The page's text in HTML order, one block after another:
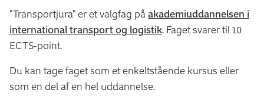
"Transportjura" er et valgfag på akademiuddannelsen i
international transport og logistik. Faget svarer til 10
ECTS-point.
Du kan tage faget som et enkeltstående kursus eller
som en del af en hel uddannelse.